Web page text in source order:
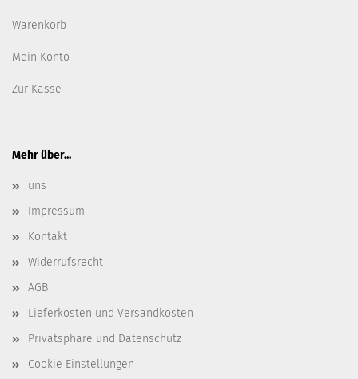
Warenkorb
Mein Konto
Zur Kasse
Mehr über...
uns
Impressum
Kontakt
Widerrufsrecht
AGB
Lieferkosten und Versandkosten
Privatsphäre und Datenschutz
Cookie Einstellungen